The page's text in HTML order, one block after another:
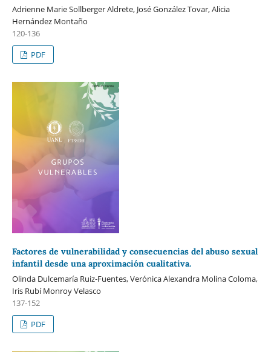
Adrienne Marie Sollberger Aldrete, José González Tovar, Alicia
Hernández Montaño
120-136
PDF
Factores de vulnerabilidad y consecuencias del abuso sexual
infantil desde una aproximación cualitativa.
Olinda Dulcemaría Ruiz-Fuentes, Verónica Alexandra Molina Coloma,
Iris Rubí Monroy Velasco
137-152
PDF